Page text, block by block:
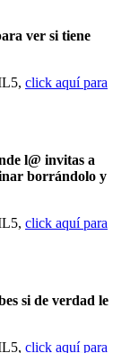
ver si tiene
click aquí para
l@ invitas a
borrándolo y
click aquí para
si de verdad le
click aquí para